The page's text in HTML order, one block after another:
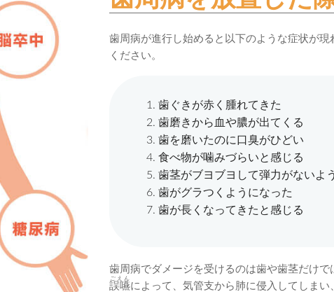
歯周病が進行し始めると以下のような症状が
ください。
歯ぐきが赤く腫れてきた
歯磨きから血や膿が出てくる
歯を磨いたのに口臭がひどい
食べ物が噛みづらいと感じる
歯茎がブヨブヨして弾力がないよ
歯がグラつくようになった
歯が長くなってきたと感じる
歯周病でダメージを受けるのは歯や歯茎だけで
誤嚥
ごえん
によって、気管支から肺に侵入してしまい